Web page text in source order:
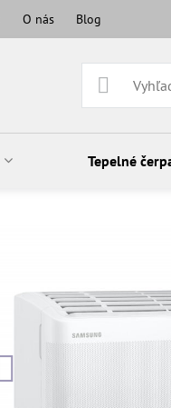
O nás Blog
Tepelné